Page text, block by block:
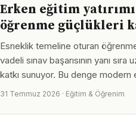
Erken eğitim
öğrenme güçlükleri
Esneklik temeline oturan
vadeli sınav başarısının yanı
katkı sunuyor. Bu denge
31 Temmuz 2026 · Eğitim & Öğrenim